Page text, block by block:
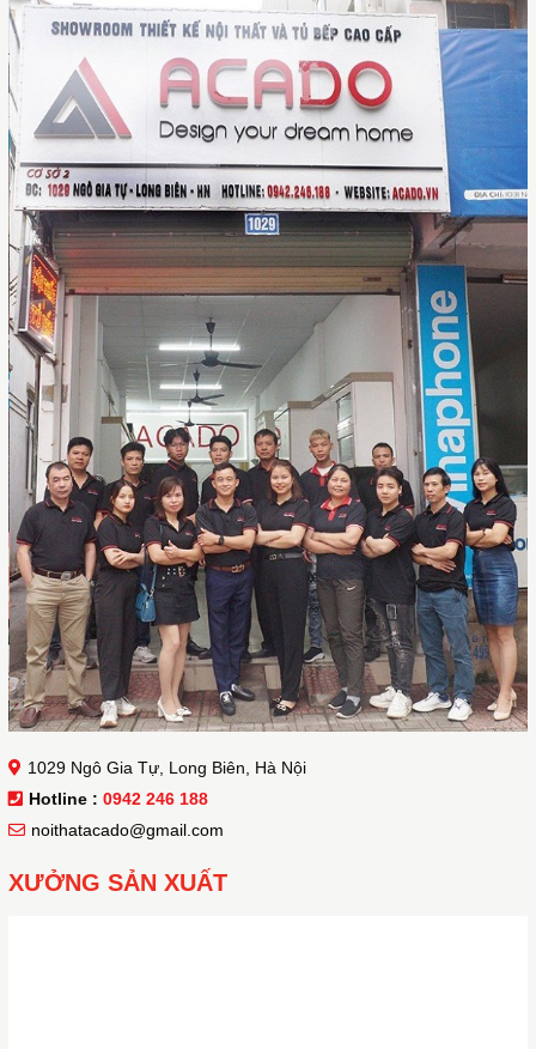
1029 Ngô Gia Tự, Long Biên, Hà Nội
Hotline : 0942 246 188
noithatacado@gmail.com
XƯỞNG SẢN XUẤT